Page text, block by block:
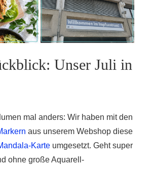
Unser Juli in
mal anders: Wir haben mit den
aus unserem Webshop diese
Karte umgesetzt. Geht super
ohne große Aquarell-